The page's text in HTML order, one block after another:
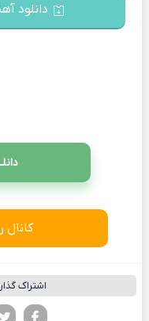
دانلود
کانال
اشتراک